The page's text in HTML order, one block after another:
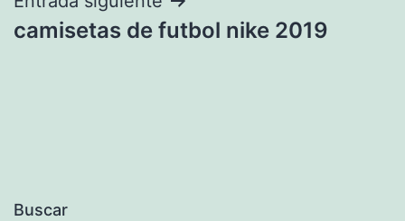
camisetas de futbol nike 2019
Buscar